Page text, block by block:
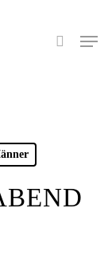
search
Menu